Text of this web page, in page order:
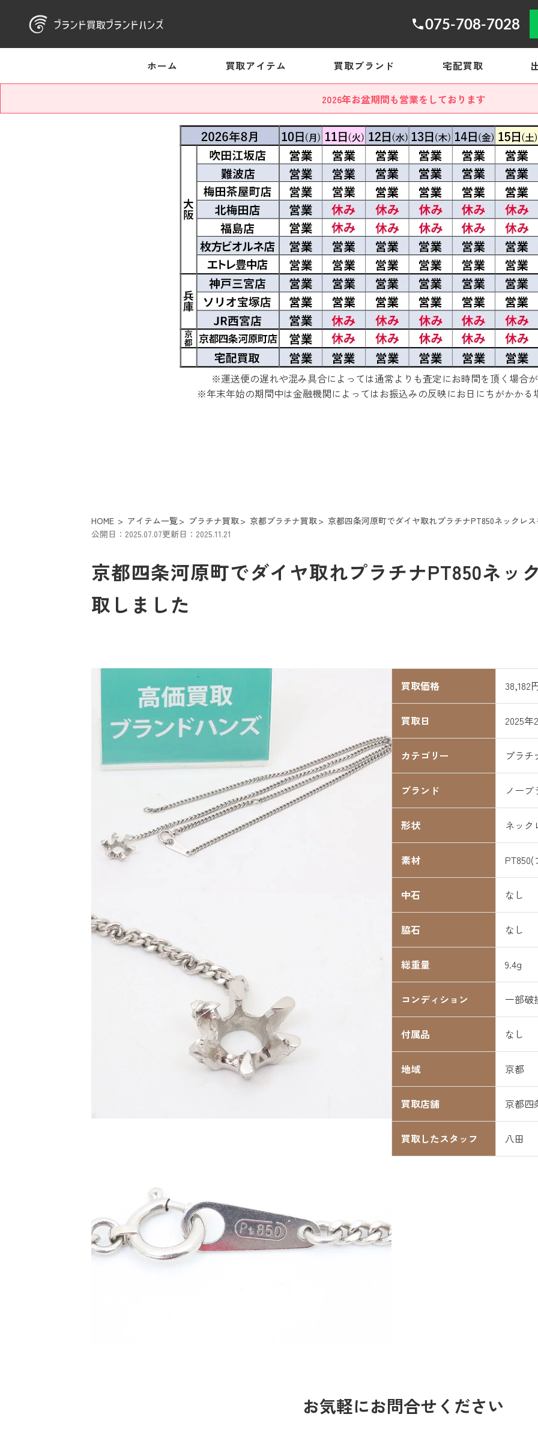
075-708-7028
ホーム 買取アイテム 買取ブランド 宅配買取
2026年お盆期間も営業をしております
※運送便の遅れや混み具合によっては通常よりも査定にお時間を頂く場合が
※年末年始の期間中は金融機関によってはお振込みの反映にお日にちがかかる
HOME アイテム一覧 プラチナ買取 京都プラチナ買取
京都四条河原町でダイヤ取れプラチナPT850ネックレ
公開日：2025.07.07更新日：2025.11.21
京都四条河原町でダイヤ取れプラチナPT850ネッ
取しました
買取価格 38,182円
買取日 2025年
カテゴリー プラチ
ブランド ノーブ
形状 ネック
素材
中石 なし
脇石 なし
総重量 9.4g
コンディション 一部破
付属品 なし
地域 京都
買取店舗 京都四
買取したスタッフ 八田
お気軽にお問合せください